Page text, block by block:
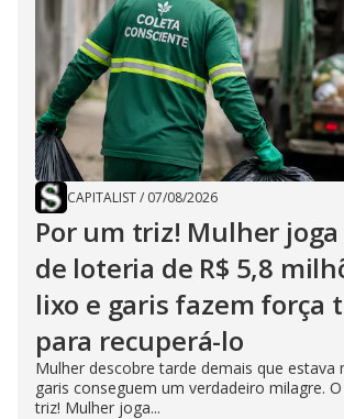
CAPITALIST/ 07/08/2026
Por um triz! Mulher
de loteria de R$ 5,8
lixo e garis fazem força
para recuperá-lo
Mulher descobre tarde demais que estava
garis conseguem um verdadeiro milagre.
triz! Mulher joga...